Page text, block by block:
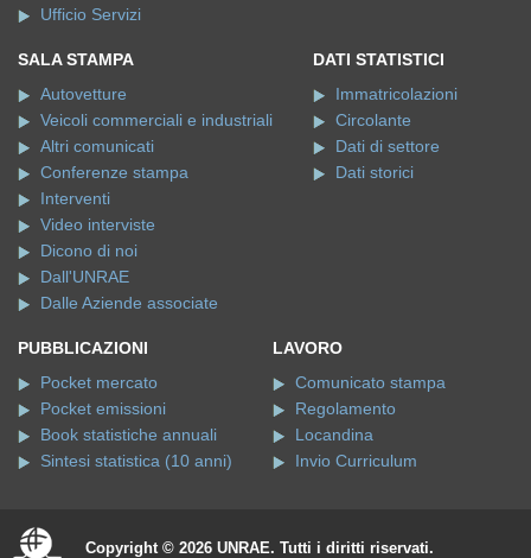
Ufficio Servizi
SALA STAMPA
Autovetture
Veicoli commerciali e industriali
Altri comunicati
Conferenze stampa
Interventi
Video interviste
Dicono di noi
Dall'UNRAE
Dalle Aziende associate
DATI STATISTICI
Immatricolazioni
Circolante
Dati di settore
Dati storici
PUBBLICAZIONI
Pocket mercato
Pocket emissioni
Book statistiche annuali
Sintesi statistica (10 anni)
LAVORO
Comunicato stampa
Regolamento
Locandina
Invio Curriculum
Copyright © 2026 UNRAE. Tutti i diritti riservati.